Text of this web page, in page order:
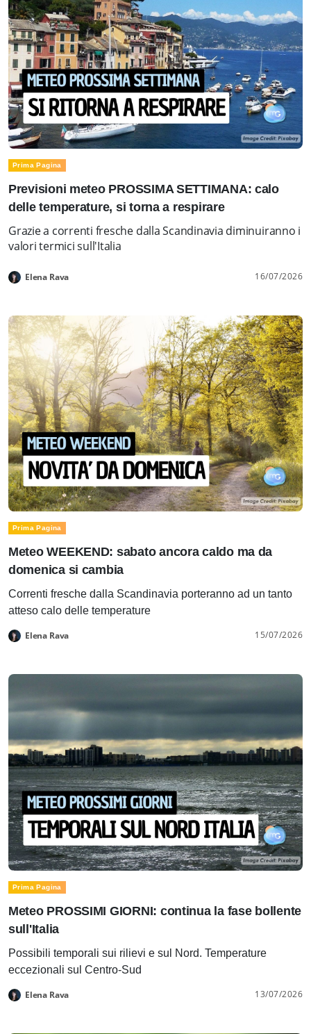
Prima Pagina
Previsioni meteo PROSSIMA SETTIMANA: calo
delle temperature, si torna a respirare
Grazie a correnti fresche dalla Scandinavia diminuiranno i
valori termici sull'Italia
Elena Rava 16/07/2026
Prima Pagina
Meteo WEEKEND: sabato ancora caldo ma da
domenica si cambia
Correnti fresche dalla Scandinavia porteranno ad un tanto
atteso calo delle temperature
Elena Rava 15/07/2026
Prima Pagina
Meteo PROSSIMI GIORNI: continua la fase bollente
sull'Italia
Possibili temporali sui rilievi e sul Nord. Temperature
eccezionali sul Centro-Sud
Elena Rava 13/07/2026